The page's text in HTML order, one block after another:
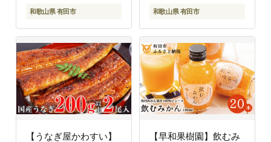
和歌山県 有田市 和歌山県 有田市
【うなぎ屋かわすい】
【早和果樹園】飲むみ